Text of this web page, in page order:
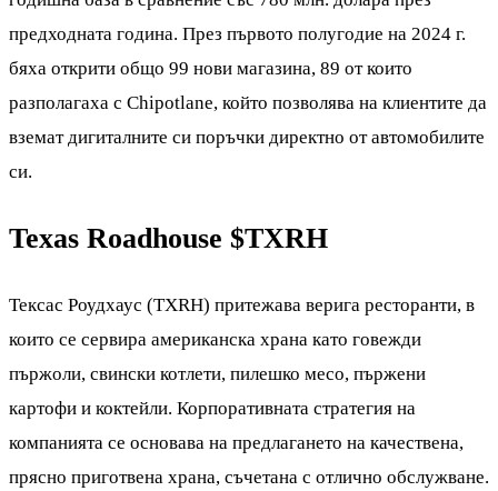
предходната година. През първото полугодие на 2024 г.
бяха открити общо 99 нови магазина, 89 от които
разполагаха с Chipotlane, който позволява на клиентите да
вземат дигиталните си поръчки директно от автомобилите
си.
Texas Roadhouse $TXRH
Тексас Роудхаус (TXRH) притежава верига ресторанти, в
които се сервира американска храна като говежди
пържоли, свински котлети, пилешко месо, пържени
картофи и коктейли. Корпоративната стратегия на
компанията се основава на предлагането на качествена,
прясно приготвена храна, съчетана с отлично обслужване.